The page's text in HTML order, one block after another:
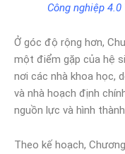
Công nghiệp
Ở góc độ rộng hơn,
một điểm gặp của hệ
nơi các nhà khoa học,
và nhà hoạch định
nguồn lực và hình
Theo kế hoạch,